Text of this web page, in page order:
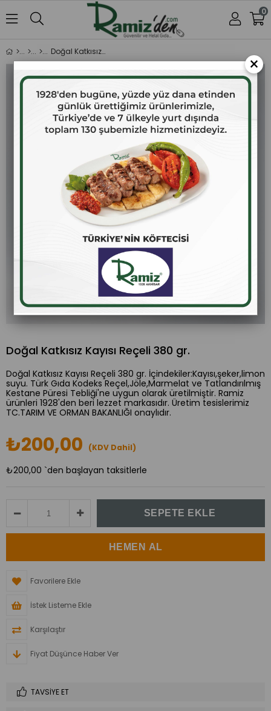
0
Doğal Katkısız Kayısı Reçeli 380 gr.
Doğal Katkısız Kayısı Reçeli 380 gr.
Doğal Katkısız Kayısı Reçeli 380 gr. İçindekiler:Kayısı,şeker,limon
suyu. Türk Gıda Kodeks Reçel,Jöle,Marmelat ve Tatlandırılmış
Kestane Püresi Tebliği'ne uygun olarak üretilmiştir. Ramiz
ürünleri 1928'den beri lezzet markasıdır. Üretim tesislerimiz
TC.TARIM VE ORMAN BAKANLIĞI onaylıdır.
₺200,00 (KDV Dahil)
₺200,00 `den başlayan taksitlerle
Favorilere Ekle
İstek Listeme Ekle
Karşılaştır
Fiyat Düşünce Haber Ver
TAVSIYE ET
×